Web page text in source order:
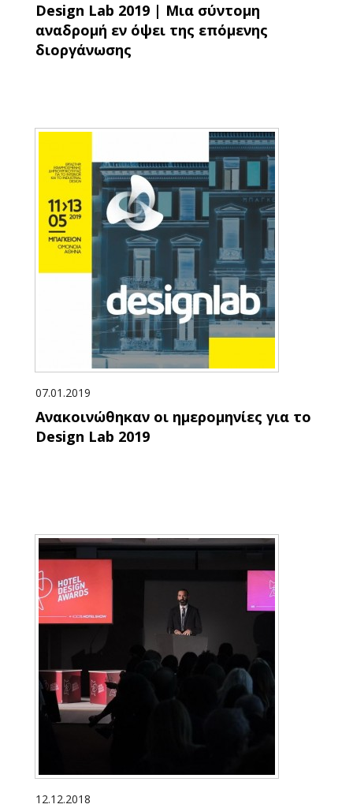
Design Lab 2019 | Μια σύντομη
αναδρομή εν όψει της επόμενης
διοργάνωσης
07.01.2019
Ανακοινώθηκαν οι ημερομηνίες για το
Design Lab 2019
12.12.2018